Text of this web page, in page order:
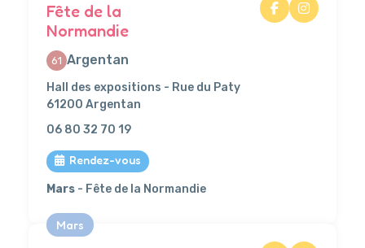
Fête de la
Normandie
61 Argentan
Hall des expositions - Rue du Paty
61200 Argentan
06 80 32 70 19
Rendez-vous
Mars - Fête de la Normandie
Mars